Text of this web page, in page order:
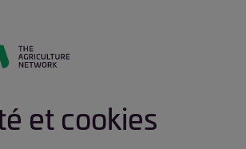
Banque
de
et cookies